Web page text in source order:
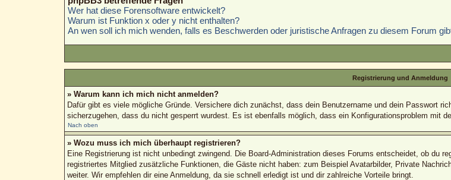
Wer hat diese Forensoftware entwickelt?
Warum ist Funktion x oder y nicht enthalten?
An wen soll ich mich wenden, falls es Beschwerden oder juristische Anfragen zu diesem Forum
Registrierung und Anmeldung
» Warum kann ich mich nicht anmelden?
Dafür gibt es viele mögliche Gründe. Versichere dich zunächst, dass dein Benutzername und dein Passwort
sicherzugehen, dass du nicht gesperrt wurdest. Es ist ebenfalls möglich, dass ein Konfigurationsproblem mit
Nach oben
» Wozu muss ich mich überhaupt registrieren?
Eine Registrierung ist nicht unbedingt zwingend. Die Board-Administration dieses Forums entscheidet, ob du
registriertes Mitglied zusätzliche Funktionen, die Gäste nicht haben: zum Beispiel Avatarbilder, Private
weiter. Wir empfehlen dir eine Anmeldung, da sie schnell erledigt ist und dir zahlreiche Vorteile bringt.